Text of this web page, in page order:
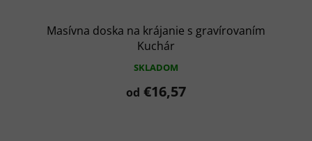
Masívna doska na krájanie s gravírovaním
Kuchár
SKLADOM
od €16,57